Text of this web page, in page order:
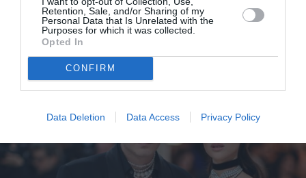
Retention, Sale, and/or Sharing of my
Personal Data that Is Unrelated with the
Purposes for which it was collected.
Opted In
CONFIRM
Data Deletion Data Access Privacy Policy
H Nicola Peltz με τον Brooklyn Beckham μας
έδειξαν τα πανέμορφα σκυλάκια τους